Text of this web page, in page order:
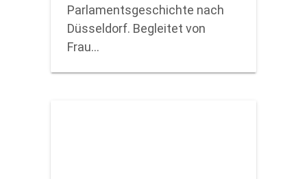
Parlamentsgeschichte nach
Düsseldorf. Begleitet von
Frau…